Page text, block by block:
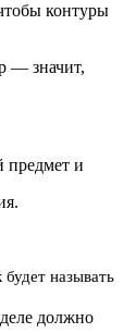
контуры
— значит,
предмет и
называть
должно